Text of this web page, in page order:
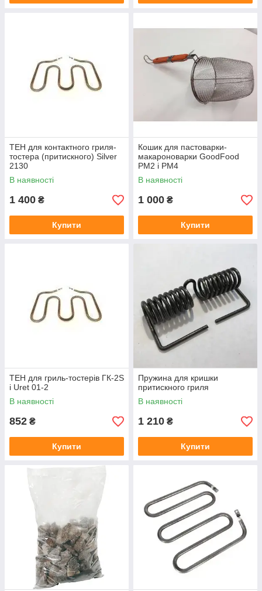
ТЕН для контактного гриля-
тостера (притискного) Silver
2130
В наявності
1 400 ₴
Купити
Кошик для пастоварки-
макароноварки GoodFood
PM2 і PM4
В наявності
1 000 ₴
Купити
ТЕН для гриль-тостерів ГК-2S
і Uret 01-2
В наявності
852 ₴
Купити
Пружина для кришки
притискного гриля
В наявності
1 210 ₴
Купити